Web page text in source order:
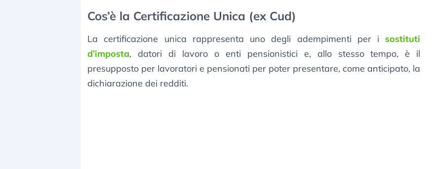
Cos’è la Certificazione Unica (ex Cud)
La certificazione unica rappresenta uno degli adempimenti per i sostituti
d’imposta, datori di lavoro o enti pensionistici e, allo stesso tempo, è il
presupposto per lavoratori e pensionati per poter presentare, come anticipato, la
dichiarazione dei redditi.